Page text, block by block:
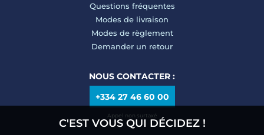
Questions fréquentes
Modes de livraison
Modes de règlement
Demander un retour
NOUS CONTACTER :
+334 27 46 60 00
Appel non surtaxé
C'EST VOUS QUI DÉCIDEZ !